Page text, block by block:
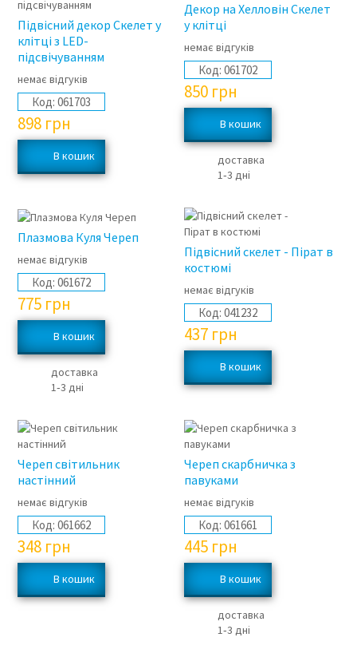
Підвісний декор Скелет у
клітці з LED-
підсвічуванням
немає відгуків
Код: 061703
898 грн
Декор на Хелловін Скелет
у клітці
немає відгуків
Код: 061702
850 грн
доставка
1‑3 дні
Плазмова Куля Череп
немає відгуків
Код: 061672
775 грн
доставка
1‑3 дні
Підвісний скелет - Пірат в
костюмі
немає відгуків
Код: 041232
437 грн
Череп світильник
настінний
немає відгуків
Код: 061662
348 грн
Череп скарбничка з
павуками
немає відгуків
Код: 061661
445 грн
доставка
1‑3 дні